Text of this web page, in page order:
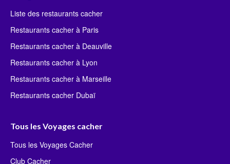
Liste des restaurants cacher
Restaurants cacher à Paris
Restaurants cacher à Deauville
Restaurants cacher à Lyon
Restaurants cacher à Marseille
Restaurants cacher Dubaï
Tous les Voyages cacher
Tous les Voyages Cacher
Club Cacher